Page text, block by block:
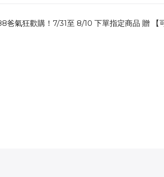
爸氣狂歡購！7/31至 8/10 下單指定商品 贈 【